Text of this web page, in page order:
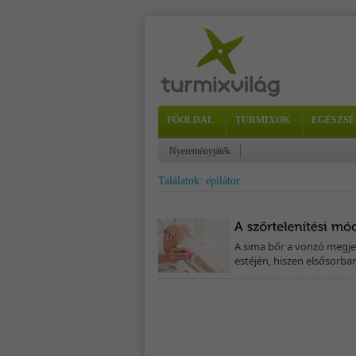
FŐOLDAL TURMIXOK
Nyereményjáték
Találatok: epilátor
A sima bőr a vonzó
estéjén, hiszen